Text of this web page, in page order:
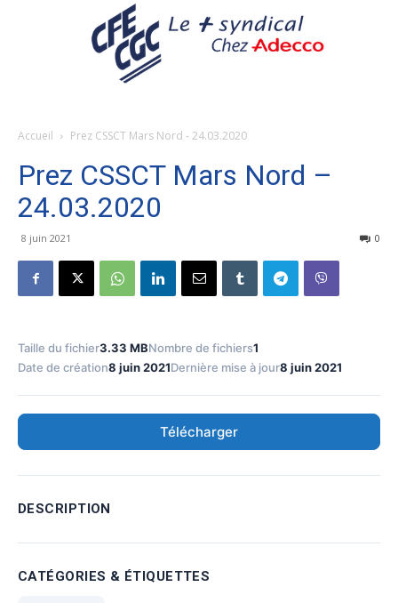
Accueil Prez CSSCT Mars Nord - 24.03.2020
Prez CSSCT Mars Nord –
24.03.2020
8 juin 2021 0
Taille du fichier3.33 MBNombre de fichiers1
Date de création8 juin 2021Dernière mise à jour8 juin 2021
Télécharger
DESCRIPTION
CATÉGORIES & ÉTIQUETTES